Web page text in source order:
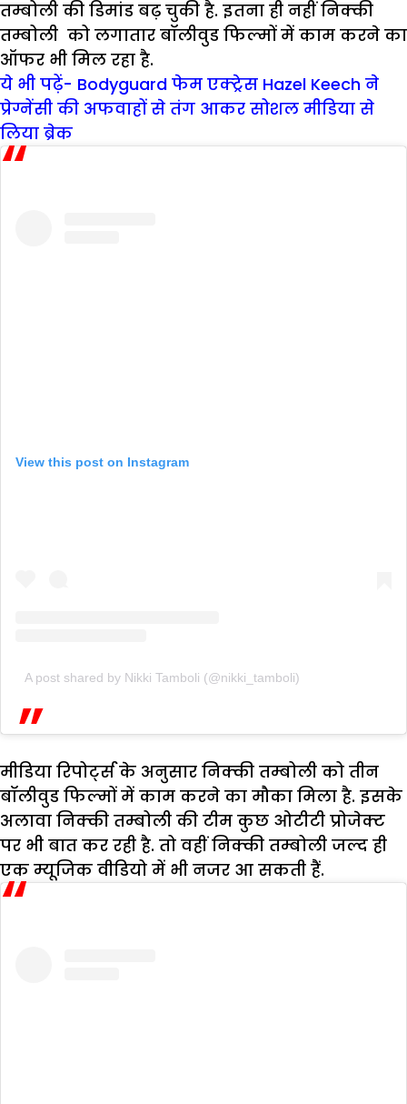
तम्बोली की डिमांड बढ़ चुकी है. इतना ही नहीं निक्की
तम्बोली को लगातार बॉलीवुड फिल्मों में काम करने का
ऑफर भी मिल रहा है.
ये भी पढ़ें- Bodyguard फेम एक्ट्रेस Hazel Keech ने
प्रेग्नेंसी की अफवाहों से तंग आकर सोशल मीडिया से
लिया ब्रेक
View this post on Instagram
A post shared by Nikki Tamboli (@nikki_tamboli)
मीडिया रिपोर्ट्स के अनुसार निक्की तम्बोली को तीन
बॉलीवुड फिल्मों में काम करने का मौका मिला है. इसके
अलावा निक्की तम्बोली की टीम कुछ ओटीटी प्रोजेक्ट
पर भी बात कर रही है. तो वहीं निक्की तम्बोली जल्द ही
एक म्यूजिक वीडियो में भी नजर आ सकती हैं.